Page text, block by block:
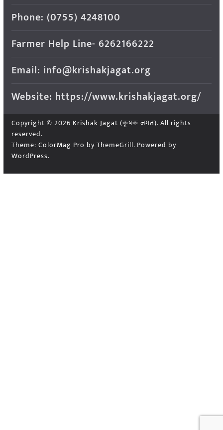
Phone: (0755) 4248100
Farmer Help Line- 6262166222
Email: info@krishakjagat.org
Website: https://www.krishakjagat.org/
Copyright © 2026 Krishak Jagat (कृषक जगत). All rights
reserved.
Theme: ColorMag Pro by ThemeGrill. Powered by
WordPress.